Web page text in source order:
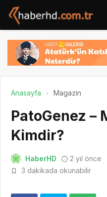
Anasayfa Magazin
PatoGenez –
Kimdir?
HaberHD 2 yıl önce
3 dakikada okunabilir